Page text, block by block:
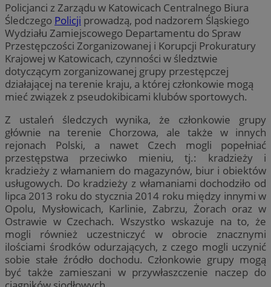
Policjanci z Zarządu w Katowicach Centralnego Biura
Śledczego Policji prowadzą, pod nadzorem Śląskiego
Wydziału Zamiejscowego Departamentu do Spraw
Przestępczości Zorganizowanej i Korupcji Prokuratury
Krajowej w Katowicach, czynności w śledztwie
dotyczącym zorganizowanej grupy przestępczej
działającej na terenie kraju, a której członkowie mogą
mieć związek z pseudokibicami klubów sportowych.
Z ustaleń śledczych wynika, że członkowie grupy
głównie na terenie Chorzowa, ale także w innych
rejonach Polski, a nawet Czech mogli popełniać
przestępstwa przeciwko mieniu, tj.: kradzieży i
kradzieży z włamaniem do magazynów, biur i obiektów
usługowych. Do kradzieży z włamaniami dochodziło od
lipca 2013 roku do stycznia 2014 roku między innymi w
Opolu, Mysłowicach, Karlinie, Zabrzu, Żorach oraz w
Ostrawie w Czechach. Wszystko wskazuje na to, że
mogli również uczestniczyć w obrocie znacznymi
ilościami środków odurzających, z czego mogli uczynić
sobie stałe źródło dochodu. Członkowie grupy mogą
być także zamieszani w przywłaszczenie naczep do